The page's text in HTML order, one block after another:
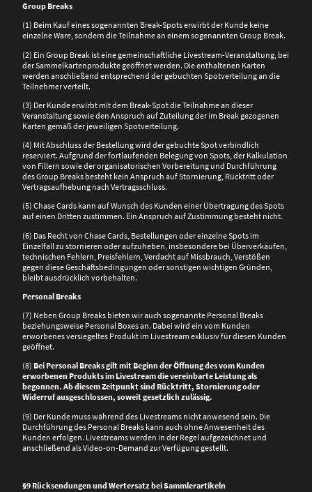
Group Breaks
(1) Beim Kauf eines sogenannten Break-Spots erwirbt der Kunde keine
einzelne Ware, sondern die Teilnahme an einem sogenannten Group Break.
(2) Ein Group Break ist eine gemeinschaftliche Livestream-Veranstaltung, bei
der Sammelkartenprodukte geöffnet werden. Die enthaltenen Karten
werden anschließend entsprechend der gebuchten Spotverteilung an die
Teilnehmer verteilt.
(3) Der Kunde erwirbt mit dem Break-Spot die Teilnahme an dieser
Veranstaltung sowie den Anspruch auf Zuteilung der im Break gezogenen
Karten gemäß der jeweiligen Spotverteilung.
(4) Mit Abschluss der Bestellung wird der gebuchte Spot verbindlich
reserviert. Aufgrund der fortlaufenden Belegung von Spots, der Kalkulation
von Fillern sowie der organisatorischen Vorbereitung und Durchführung
des Group Breaks besteht kein Anspruch auf Stornierung, Rücktritt oder
Vertragsaufhebung nach Vertragsschluss.
(5) Chase Cards kann auf Wunsch des Kunden einer Übertragung des Spots
auf einen Dritten zustimmen. Ein Anspruch auf Zustimmung besteht nicht.
(6) Das Recht von Chase Cards, Bestellungen oder einzelne Spots im
Einzelfall zu stornieren oder aufzuheben, insbesondere bei Überverkäufen,
technischen Fehlern, Preisfehlern, Verdacht auf Missbrauch, Verstößen
gegen diese Geschäftsbedingungen oder sonstigen wichtigen Gründen,
bleibt ausdrücklich vorbehalten.
Personal Breaks
(7) Neben Group Breaks bieten wir auch sogenannte Personal Breaks
beziehungsweise Personal Boxes an. Dabei wird ein vom Kunden
erworbenes versiegeltes Produkt im Livestream exklusiv für diesen Kunden
geöffnet.
(8) Bei Personal Breaks gilt mit Beginn der Öffnung des vom Kunden
erworbenen Produkts im Livestream die vereinbarte Leistung als
begonnen. Ab diesem Zeitpunkt sind Rücktritt, Stornierung oder
Widerruf ausgeschlossen, soweit gesetzlich zulässig.
(9) Der Kunde muss während des Livestreams nicht anwesend sein. Die
Durchführung des Personal Breaks kann auch ohne Anwesenheit des
Kunden erfolgen. Livestreams werden in der Regel aufgezeichnet und
anschließend als Video-on-Demand zur Verfügung gestellt.
§9 Rücksendungen und Wertersatz bei Sammlerartikeln